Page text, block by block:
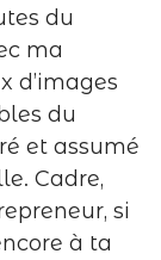
du
ma
d’images
du
et assumé
Cadre,
si
à ta